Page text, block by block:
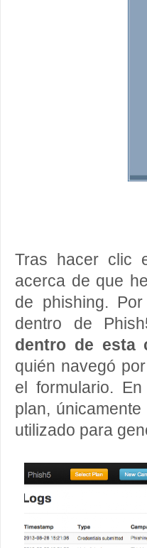
Tras hacer clic
acerca de que
de phishing.
dentro de
dentro de esta
quién navegó
el formulario.
plan,
utilizado para